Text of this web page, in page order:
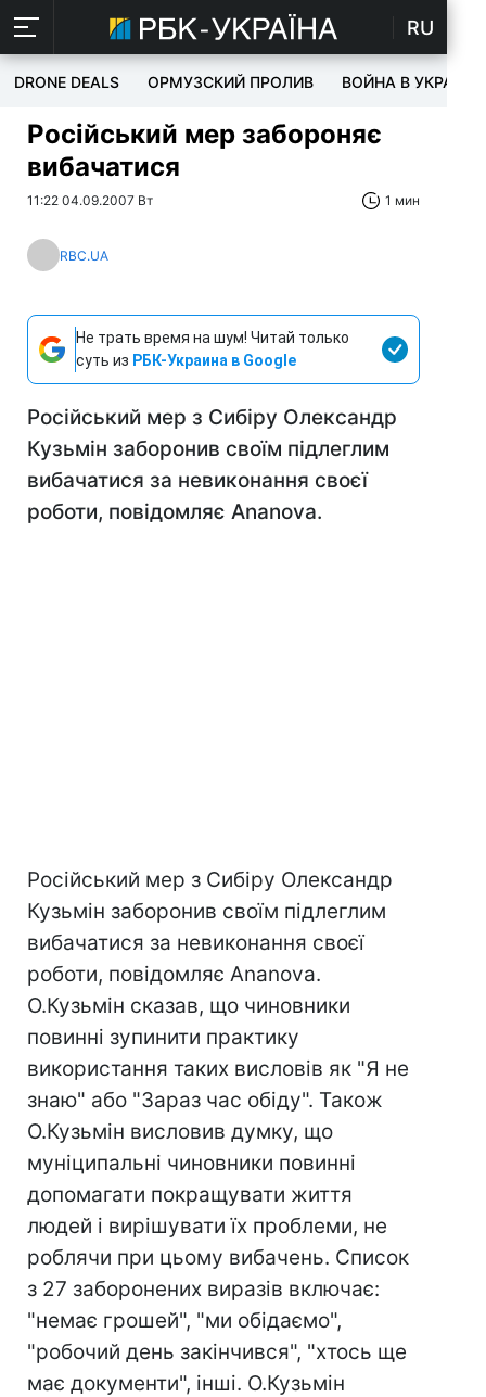
RU
DRONE DEALS ОРМУЗСКИЙ ПРОЛИВ ВОЙНА В УКРАИНЕ
Російський мер забороняє
вибачатися
11:22 04.09.2007 Вт 1 мин
RBC.UA
Не трать время на шум! Читай только
суть из РБК-Украина в Google
Російський мер з Сибіру Олександр
Кузьмін заборонив своїм підлеглим
вибачатися за невиконання своєї
роботи, повідомляє Ananova.
Російський мер з Сибіру Олександр
Кузьмін заборонив своїм підлеглим
вибачатися за невиконання своєї
роботи, повідомляє Ananova.
О.Кузьмін сказав, що чиновники
повинні зупинити практику
використання таких висловів як "Я не
знаю" або "Зараз час обіду". Також
О.Кузьмін висловив думку, що
муніципальні чиновники повинні
допомагати покращувати життя
людей і вирішувати їх проблеми, не
роблячи при цьому вибачень. Список
з 27 заборонених виразів включає:
"немає грошей", "ми обідаємо",
"робочий день закінчився", "хтось ще
має документи", інші. О.Кузьмін